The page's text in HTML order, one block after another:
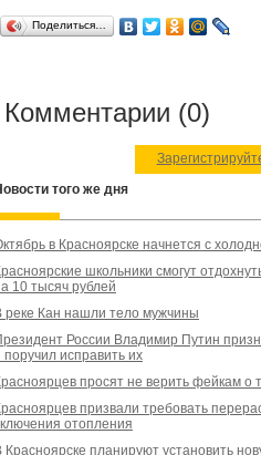
Поделиться…
Комментарии (0)
того же дня
в Красноярске начнется с
школьники смогут
10 тысяч рублей
реке Кан нашли тело мужчины
России Владимир Путин
поручил исправить их
просят не верить фейкам
призвали требовать
отопления
Красноярске планируют установить